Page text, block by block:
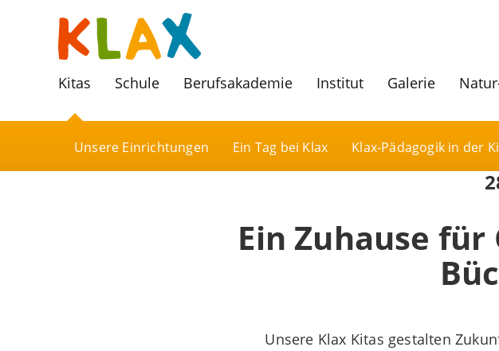
Kitas
Unsere Einrichtungen Ein Tag bei Klax Klax-Pädagogik in der
Schule Berufsakademie Institut Galerie
Ein Zuhause
Unsere Klax Kitas gestalten